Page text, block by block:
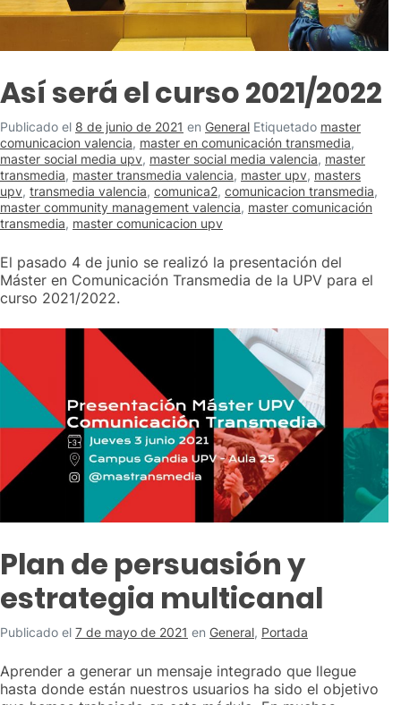
Así será el curso 2021/2022
Publicado el 8 de junio de 2021 en General Etiquetado master
comunicacion valencia, master en comunicación transmedia,
master social media upv, master social media valencia, master
transmedia, master transmedia valencia, master upv, masters
upv, transmedia valencia, comunica2, comunicacion transmedia,
master community management valencia, master comunicación
transmedia, master comunicacion upv
El pasado 4 de junio se realizó la presentación del
Máster en Comunicación Transmedia de la UPV para el
curso 2021/2022.
Plan de persuasión y
estrategia multicanal
Publicado el 7 de mayo de 2021 en General, Portada
Aprender a generar un mensaje integrado que llegue
hasta donde están nuestros usuarios ha sido el objetivo